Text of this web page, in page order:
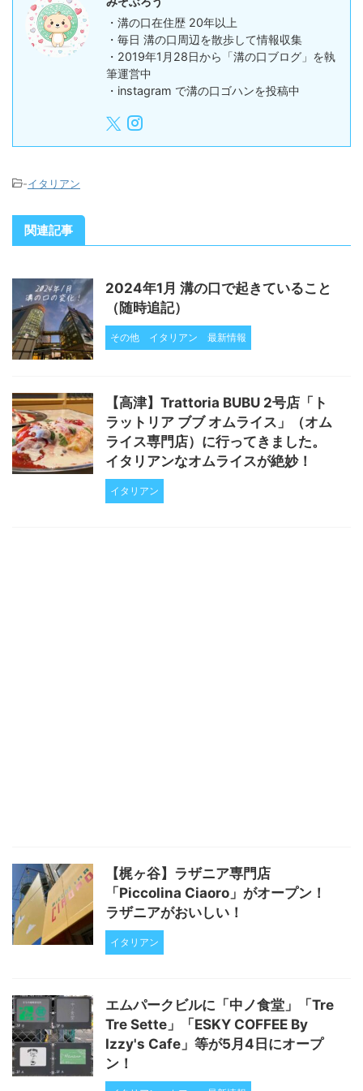
・溝の口在住歴 20年以上
・毎日 溝の口周辺を散歩して情報収集
・2019年1月28日から「溝の口ブログ」を執
筆運営中
・instagram で溝の口ゴハンを投稿中
-イタリアン
関連記事
2024年1月 溝の口で起きていること
（随時追記）
その他 イタリアン 最新情報
【高津】Trattoria BUBU 2号店「ト
ラットリア ブブ オムライス」（オム
ライス専門店）に行ってきました。
イタリアンなオムライスが絶妙！
イタリアン
【梶ヶ谷】ラザニア専門店
「Piccolina Ciaoro」がオープン！
ラザニアがおいしい！
イタリアン
エムパークビルに「中ノ食堂」「Tre
Tre Sette」「ESKY COFFEE By
Izzy's Cafe」等が5月4日にオープ
ン！